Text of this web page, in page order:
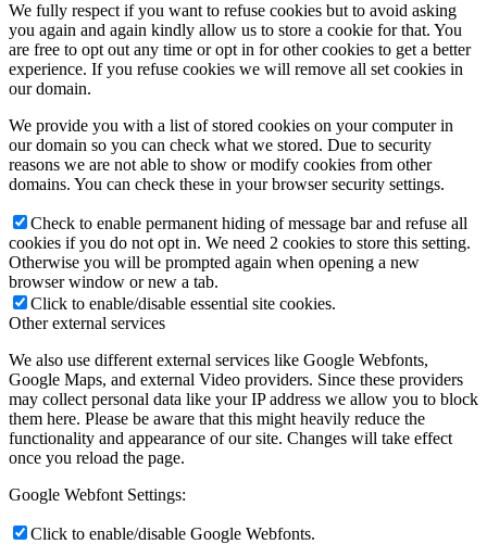
We fully respect if you want to refuse cookies but to avoid asking
you again and again kindly allow us to store a cookie for that. You
are free to opt out any time or opt in for other cookies to get a better
experience. If you refuse cookies we will remove all set cookies in
our domain.
We provide you with a list of stored cookies on your computer in
our domain so you can check what we stored. Due to security
reasons we are not able to show or modify cookies from other
domains. You can check these in your browser security settings.
Check to enable permanent hiding of message bar and refuse all
cookies if you do not opt in. We need 2 cookies to store this setting.
Otherwise you will be prompted again when opening a new
browser window or new a tab.
Click to enable/disable essential site cookies.
Other external services
We also use different external services like Google Webfonts,
Google Maps, and external Video providers. Since these providers
may collect personal data like your IP address we allow you to block
them here. Please be aware that this might heavily reduce the
functionality and appearance of our site. Changes will take effect
once you reload the page.
Google Webfont Settings:
Click to enable/disable Google Webfonts.